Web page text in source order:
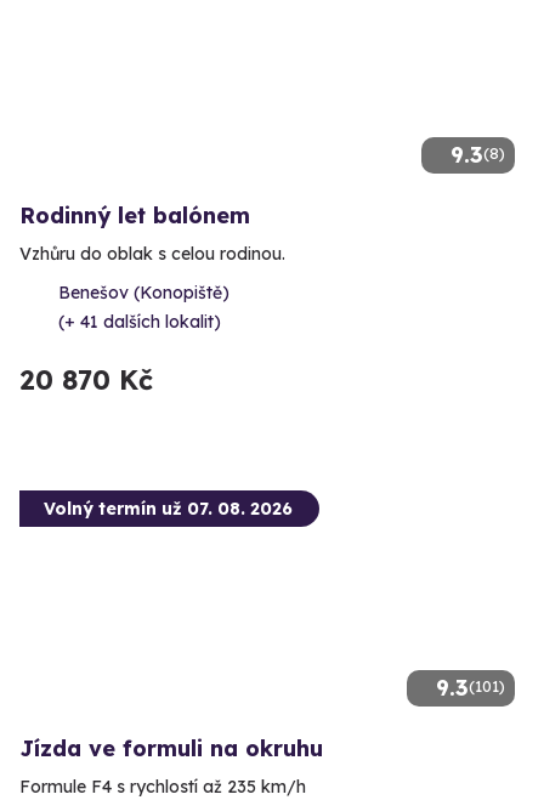
9.3(8)
Rodinný let balónem
Vzhůru do oblak s celou rodinou.
Benešov (Konopiště)
(+ 41 dalších lokalit)
20 870 Kč
9.3(101)
Volný termín už 07. 08. 2026
Jízda ve formuli na okruhu
Formule F4 s rychlostí až 235 km/h